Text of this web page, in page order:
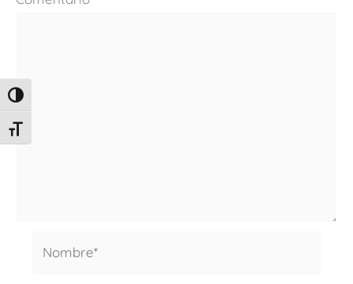
ALTERNAR ALTO CONTRASTE
ALTERNAR TAMAÑO DE LETRA